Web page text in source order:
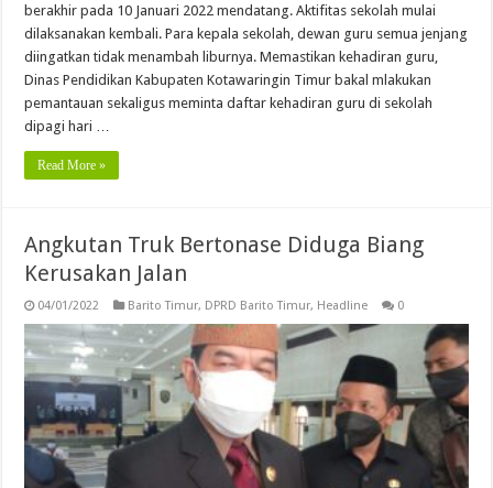
berakhir pada 10 Januari 2022 mendatang. Aktifitas sekolah mulai
dilaksanakan kembali. Para kepala sekolah, dewan guru semua jenjang
diingatkan tidak menambah liburnya. Memastikan kehadiran guru,
Dinas Pendidikan Kabupaten Kotawaringin Timur bakal mlakukan
pemantauan sekaligus meminta daftar kehadiran guru di sekolah
dipagi hari …
Read More »
Angkutan Truk Bertonase Diduga Biang
Kerusakan Jalan
04/01/2022 Barito Timur, DPRD Barito Timur, Headline 0